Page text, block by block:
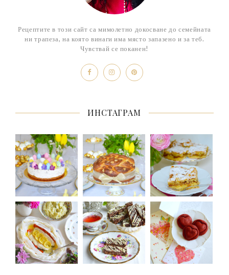
Рецептите в този сайт са мимолетно докосване до семейната
ни трапеза, на която винаги има място запазено и за теб.
Чувствай се поканен!
ИНСТАГРАМ